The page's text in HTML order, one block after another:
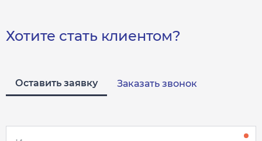
Хотите стать клиентом?
Оставить заявку Заказать звонок